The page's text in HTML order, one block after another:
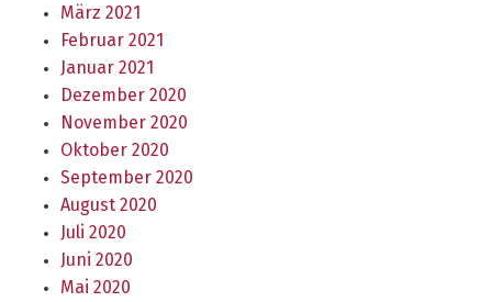
März 2021
Februar 2021
Januar 2021
Dezember 2020
November 2020
Oktober 2020
September 2020
August 2020
Juli 2020
Juni 2020
Mai 2020